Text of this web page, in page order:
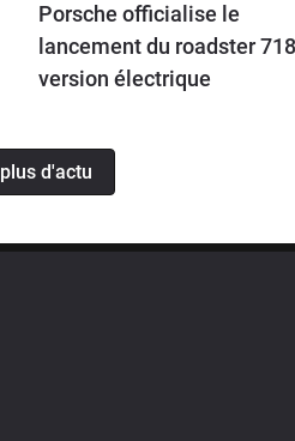
Porsche officialise le
lancement du roadster
version électrique
d'actu